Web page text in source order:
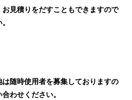
見積りをだすこともできますので
随時使用者を募集しておりますの
わせください。